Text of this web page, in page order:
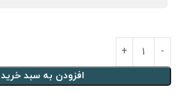
افزودن به سبد خرید